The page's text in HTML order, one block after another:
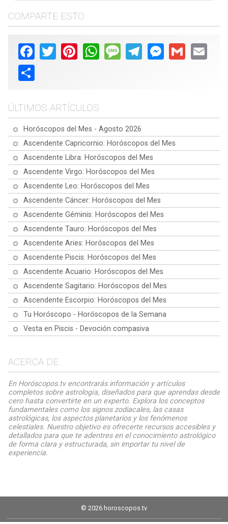
COMPARTE ESTO
Facebook
Twitter PinterestWhatsAppMessageTelegramMessenger
Gmail Email
Share
ÚLTIMOS ARTÍCULOS
Horóscopos del Mes - Agosto 2026
Ascendente Capricornio: Horóscopos del Mes
Ascendente Libra: Horóscopos del Mes
Ascendente Virgo: Horóscopos del Mes
Ascendente Leo: Horóscopos del Mes
Ascendente Cáncer: Horóscopos del Mes
Ascendente Géminis: Horóscopos del Mes
Ascendente Tauro: Horóscopos del Mes
Ascendente Aries: Horóscopos del Mes
Ascendente Piscis: Horóscopos del Mes
Ascendente Acuario: Horóscopos del Mes
Ascendente Sagitario: Horóscopos del Mes
Ascendente Escorpio: Horóscopos del Mes
Tu Horóscopo - Horóscopos de la Semana
Vesta en Piscis - Devoción compasiva
ACERCA DE
En Horóscopos.tv encontrarás información y artículos
completos sobre astrología, diseñados para que aprendas desde
cero hasta convertirte en un experto. Explora los conceptos
fundamentales como los signos zodiacales, las casas
astrológicas, los aspectos planetarios y los fenómenos
celestiales. Nuestro objetivo es ofrecerte recursos accesibles y
detallados para que te adentres en el conocimiento astrológico
de forma clara y estructurada, sin importar tu nivel de
experiencia.
© 2026 horoscopos.tv